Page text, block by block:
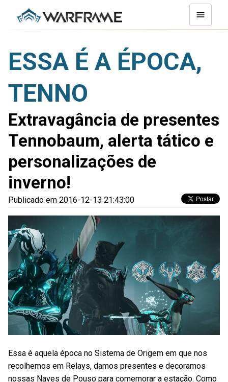
ESSA É A ÉPOCA,
TENNO
Extravagância de presentes
Tennobaum, alerta tático e
personalizações de
inverno!
Publicado em 2016-12-13 21:43:00
Essa é aquela época no Sistema de Origem em que nos
recolhemos em Relays, damos presentes e decoramos
nossas Naves de Pouso para comemorar a estação. Como